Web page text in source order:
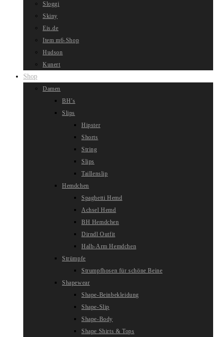
Sloggi
Skiny
Eis.de
Item m6-Shop
Hudson
Kunert
Shop
Damen
BH’s
Slips
Hipster
Shorts
String
Slips
Taillenslip
Hemdchen
Spaghetti Hemd
Achsel Hemd
BH Hemdchen
Dirndl Outfit
Halb-Arm Hemdchen
Strümpfe
Strumpfhosen für schöne Beine
Shapewear
Shape-Beinbekleidung
Shape-Slip
Shape-Body
Shape Shirts & Tops